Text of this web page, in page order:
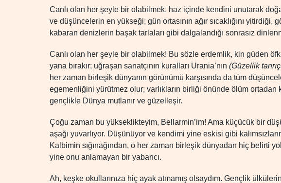
Canlı olan her şeyle bir olabilmek, haz içinde kendini unutarak
ve düşüncelerin en yükseği; gün ortasının ağır sıcaklığını
kabaran denizlerin başak tarlaları gibi dalgalandığı sonrasız
Canlı olan her şeyle bir olabilmek! Bu sözle erdemlik, kin güden
yana bırakır; uğraşan sanatçının kuralları Urania’nın (Güzellik
her zaman birleşik dünyanın görünümü karşısında da tüm
egemenliğini yürütmez olur; varlıkların birliği önünde ölüm ortadan
gençlikle Dünya mutlanır ve güzelleşir.
Çoğu zaman bu yükseklikteyim, Bellarmin’im! Ama küçücük bir
aşağı yuvarlıyor. Düşünüyor ve kendimi yine eskisi gibi
Kalbimin sığınağından, o her zaman birleşik dünyadan hiç belirti
yine onu anlamayan bir yabancı.
Ah, keşke okullarınıza hiç ayak atmamış olsaydım. Gençlik